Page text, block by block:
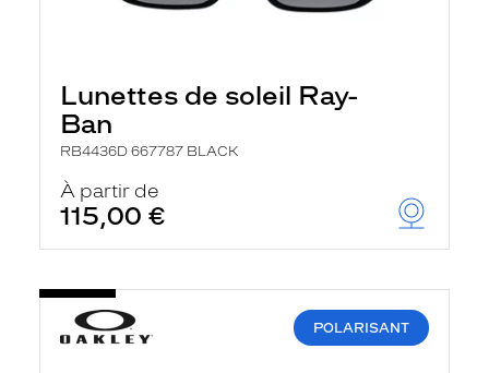
Lunettes de soleil Ray-
Ban
RB4436D 667787 BLACK
À partir de
115,00 €
POLARISANT